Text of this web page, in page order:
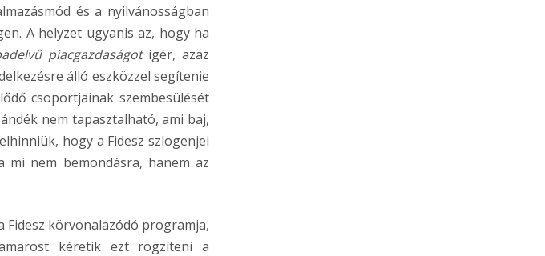
és a nyilvánosságban
A helyzet ugyanis az, hogy ha
piacgazdaságotígér, azaz
álló eszközzel segítenie
csoportjainak szembesülését
nem tapasztalható, ami baj,
hogy a Fidesz szlogenjei
nem bemondásra, hanem az
Fidesz körvonalazódó programja,
kéretik ezt rögzíteni a